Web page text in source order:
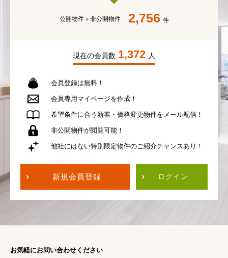
公開物件＋非公開物件 2,756 件
現在の会員数 1,372 人
会員登録は無料！
会員専用 マイページを作成！
希望条件に合う 新着・価格変更物件を メール配信！
非公開物件が閲覧可能！
他社にはない特別限定物件のご紹介チャンスあり！
新規会員登録 ログイン
お気軽にお問い合わせください